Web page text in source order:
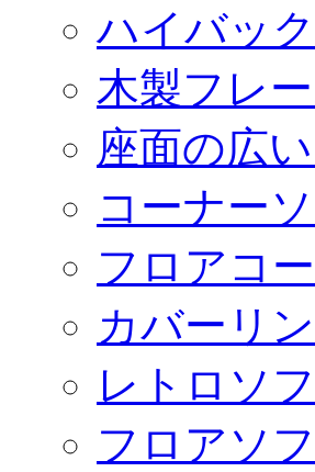
ハイバッ
木製フレ
座面の広
コーナー
フロアコ
カバーリ
レトロソ
フロアソ